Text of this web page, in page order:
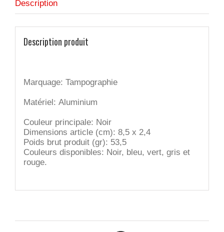
Description
Description produit
Marquage: Tampographie
Matériel: Aluminium
Couleur principale: Noir
Dimensions article (cm): 8,5 x 2,4
Poids brut produit (gr): 53,5
Couleurs disponibles: Noir, bleu, vert, gris et
rouge.